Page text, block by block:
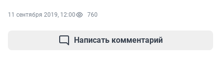
11 сентября 2019, 12:00 760
Написать комментарий